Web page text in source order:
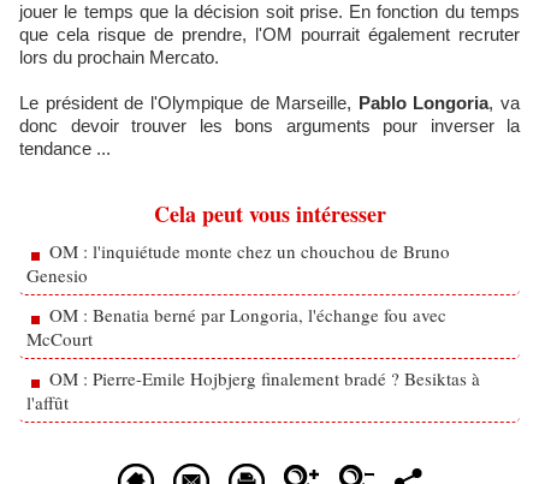
jouer le temps que la décision soit prise. En fonction du temps
que cela risque de prendre, l'OM pourrait également recruter
lors du prochain Mercato.
Le président de l'Olympique de Marseille, Pablo Longoria, va
donc devoir trouver les bons arguments pour inverser la
tendance ...
Cela peut vous intéresser
OM : l'inquiétude monte chez un chouchou de Bruno
Genesio
OM : Benatia berné par Longoria, l'échange fou avec
McCourt
OM : Pierre-Emile Hojbjerg finalement bradé ? Besiktas à
l'affût